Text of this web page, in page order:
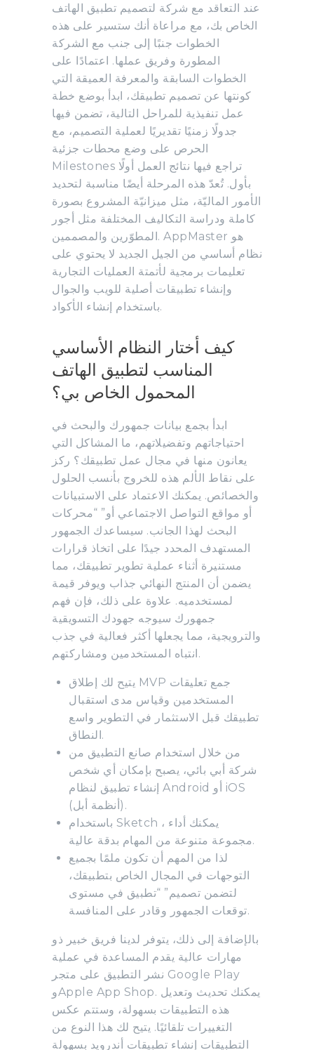
عند التعاقد مع شركة لتصميم تطبيق الهاتف
الخاص بك، مع مراعاة أنك ستسير على هذه
الخطوات جنبًا إلى جنب مع الشركة
المطورة وفريق عملها. اعتمادًا على
الخطوات السابقة والمعرفة العميقة التي
كونتها عن تصميم تطبيقك، ابدأ بوضع خطة
عمل تنفيذية للمراحل التالية، تضمن فيها
جدولًا زمنيًا تقديريًا لعملية التصميم، مع
الحرص على وضع محطات جزئية
Milestones تراجع فيها نتائج العمل أولًا
بأول. تُعدّ هذه المرحلة أيضًا مناسبة لتحديد
الأمور الماليّة، مثل ميزانيّة المشروع بصورة
كاملة ودراسة التكاليف المختلفة مثل أجور
المطوّرين والمصممين. AppMaster هو
نظام أساسي من الجيل الجديد لا يحتوي على
تعليمات برمجية لأتمتة العمليات التجارية
وإنشاء تطبيقات أصلية للويب والجوال
باستخدام إنشاء الأكواد.
كيف أختار النظام الأساسي
المناسب لتطبيق الهاتف
المحمول الخاص بي؟
ابدأ بجمع بيانات جمهورك والبحث في
احتياجاتهم وتفضيلاتهم، ما المشاكل التي
يعانون منها في مجال عمل تطبيقك؟ ركز
على نقاط الألم هذه للخروج بأنسب الحلول
والخصائص. يمكنك الاعتماد على الاستبيانات
أو مواقع التواصل الاجتماعي أو” “محركات
البحث لهذا الجانب. سيساعدك الجمهور
المستهدف المحدد جيدًا على اتخاذ قرارات
مستنيرة أثناء عملية تطوير تطبيقك، مما
يضمن أن المنتج النهائي جذاب ويوفر قيمة
لمستخدميه. علاوة على ذلك، فإن فهم
جمهورك سيوجه جهودك التسويقية
والترويجية، مما يجعلها أكثر فعالية في جذب
انتباه المستخدمين ومشاركتهم.
يتيح لك إطلاق MVP جمع تعليقات
المستخدمين وقياس مدى استقبال
تطبيقك قبل الاستثمار في التطوير واسع
النطاق.
من خلال استخدام صانع التطبيق من
شركة أبي بائي، يصبح بإمكان أي شخص
إنشاء تطبيق لنظام Android أو iOS
(أنظمة أبل).
باستخدام Sketch ، يمكنك أداء
مجموعة متنوعة من المهام بدقة عالية.
لذا من المهم أن تكون ملمًا بجميع
التوجهات في المجال الخاص بتطبيقك،
لتضمن تصميم” “تطبيق في مستوى
توقعات الجمهور وقادر على المنافسة.
بالإضافة إلى ذلك، يتوفر لدينا فريق خبير ذو
مهارات عالية يقدم المساعدة في عملية
نشر التطبيق على متجر Google Play
وApple App Shop. يمكنك تحديث وتعديل
هذه التطبيقات بسهولة، وستتم عكس
التغييرات تلقائيًا. يتيح لك هذا النوع من
التطبيقات إنشاء تطبيقات أندرويد بسهولة